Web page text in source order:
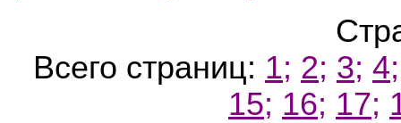
Всего страниц: 1; 2; 3; 4;
15; 16; 17;